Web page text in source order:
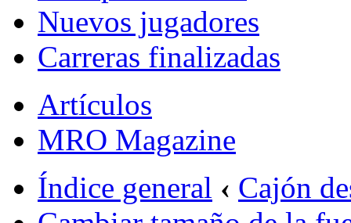
Nuevos jugadores
Carreras finalizadas
Artículos
MRO Magazine
Índice general ‹ Cajón